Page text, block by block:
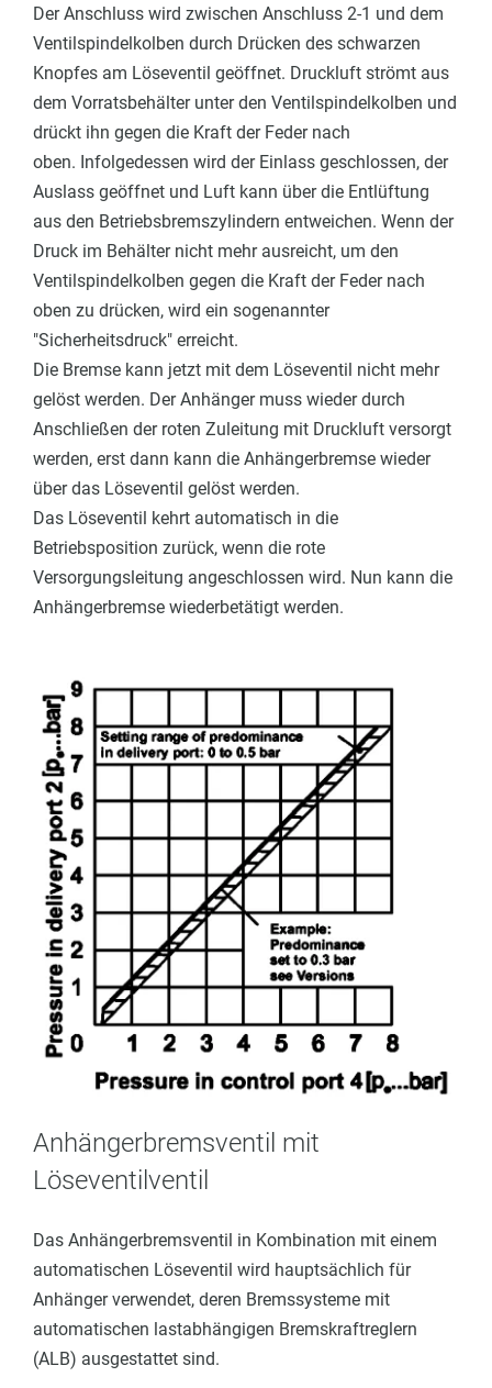
Der Anschluss wird zwischen Anschluss 2-1 und dem
Ventilspindelkolben durch Drücken des schwarzen
Knopfes am Löseventil geöffnet. Druckluft strömt aus
dem Vorratsbehälter unter den Ventilspindelkolben und
drückt ihn gegen die Kraft der Feder nach
oben. Infolgedessen wird der Einlass geschlossen, der
Auslass geöffnet und Luft kann über die Entlüftung
aus den Betriebsbremszylindern entweichen. Wenn der
Druck im Behälter nicht mehr ausreicht, um den
Ventilspindelkolben gegen die Kraft der Feder nach
oben zu drücken, wird ein sogenannter
"Sicherheitsdruck" erreicht.
Die Bremse kann jetzt mit dem Löseventil nicht mehr
gelöst werden. Der Anhänger muss wieder durch
Anschließen der roten Zuleitung mit Druckluft versorgt
werden, erst dann kann die Anhängerbremse wieder
über das Löseventil gelöst werden.
Das Löseventil kehrt automatisch in die
Betriebsposition zurück, wenn die rote
Versorgungsleitung angeschlossen wird. Nun kann die
Anhängerbremse wiederbetätigt werden.
Anhängerbremsventil mit
Löseventilventil
Das Anhängerbremsventil in Kombination mit einem
automatischen Löseventil wird hauptsächlich für
Anhänger verwendet, deren Bremssysteme mit
automatischen lastabhängigen Bremskraftreglern
(ALB) ausgestattet sind.